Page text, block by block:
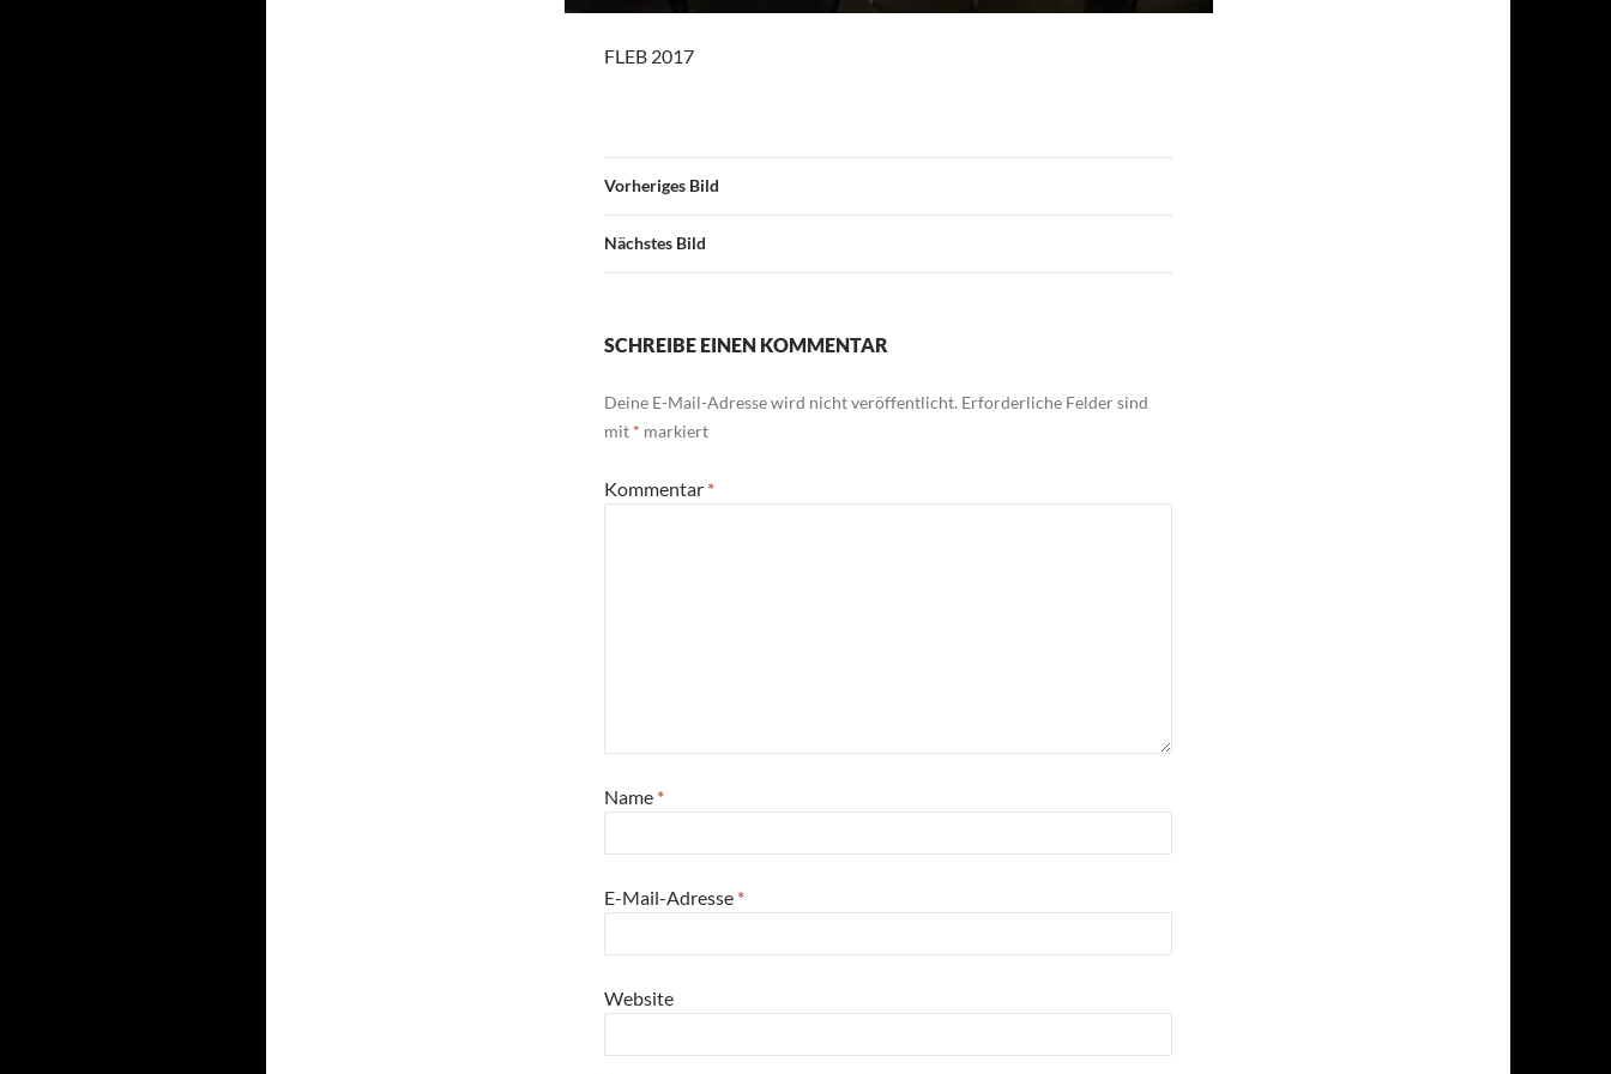
FLEB 2017
Vorheriges Bild
Nächstes Bild
SCHREIBE EINEN KOMMENTAR
Deine E-Mail-Adresse wird nicht veröffentlicht. Erforderliche Felder sind
mit * markiert
Kommentar *
Name *
E-Mail-Adresse *
Website